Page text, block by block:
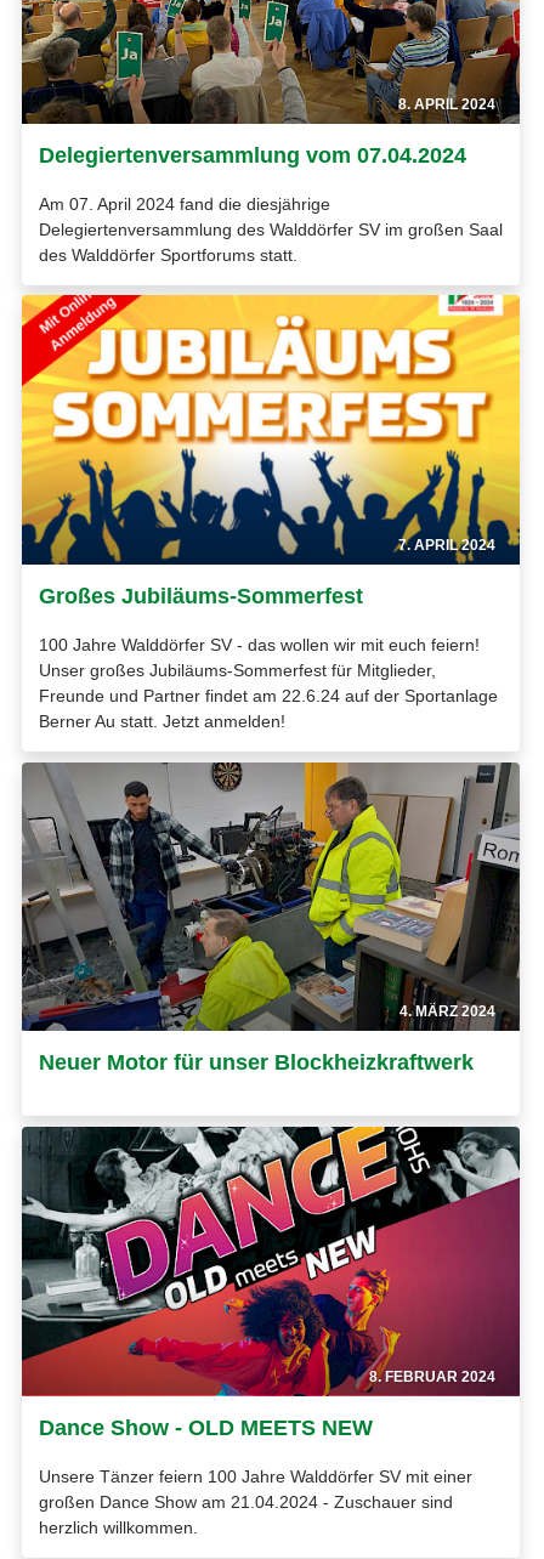
8. APRIL 2024
Delegiertenversammlung vom 07.04.2024
Am 07. April 2024 fand die diesjährige
Delegiertenversammlung des Walddörfer SV im großen Saal
des Walddörfer Sportforums statt.
7. APRIL 2024
Großes Jubiläums-Sommerfest
100 Jahre Walddörfer SV - das wollen wir mit euch feiern!
Unser großes Jubiläums-Sommerfest für Mitglieder,
Freunde und Partner findet am 22.6.24 auf der Sportanlage
Berner Au statt. Jetzt anmelden!
4. MÄRZ 2024
Neuer Motor für unser Blockheizkraftwerk
8. FEBRUAR 2024
Dance Show - OLD MEETS NEW
Unsere Tänzer feiern 100 Jahre Walddörfer SV mit einer
großen Dance Show am 21.04.2024 - Zuschauer sind
herzlich willkommen.